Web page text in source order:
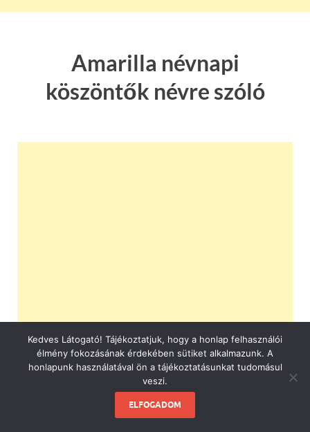
Amarilla névnapi
köszöntők névre szóló
Kedves Látogató! Tájékoztatjuk, hogy a honlap felhasználói
élmény fokozásának érdekében sütiket alkalmazunk. A
honlapunk használatával ön a tájékoztatásunkat tudomásul
veszi.
ELFOGADOM